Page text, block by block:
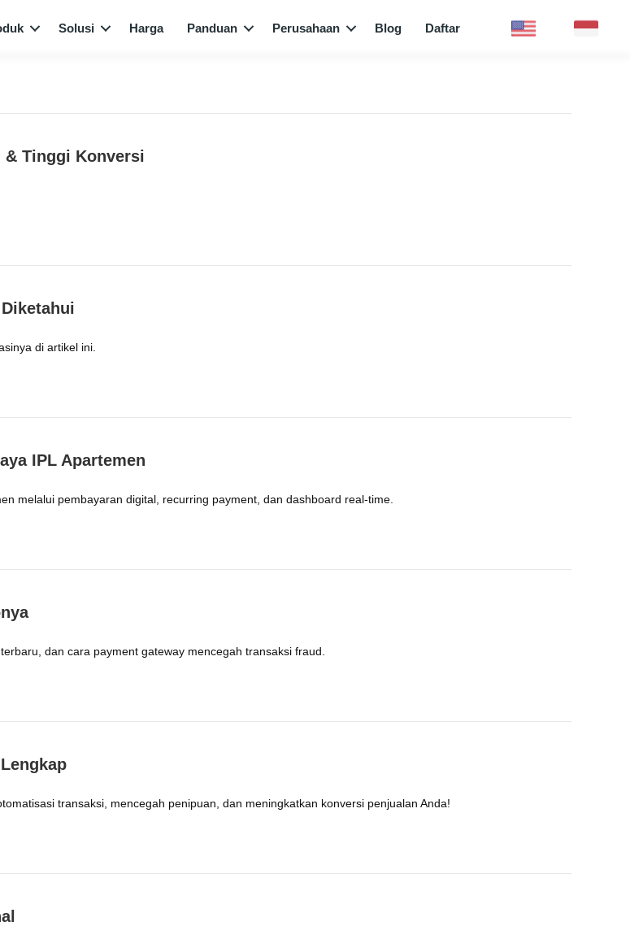
Solusi Harga Panduan Perusahaan Blog Daftar
& Tinggi Konversi
di artikel ini.
IPL Apartemen
melalui pembayaran digital, recurring payment, dan dashboard real-time.
dan cara payment gateway mencegah transaksi fraud.
transaksi, mencegah penipuan, dan meningkatkan konversi penjualan Anda!